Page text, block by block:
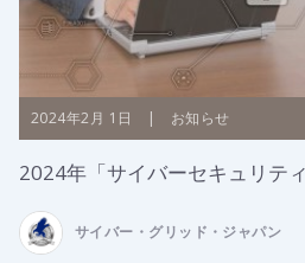
2024年2月 1日 | お知らせ
2024年「サイバーセキュリテ
サイバー・グリッド・ジャパン